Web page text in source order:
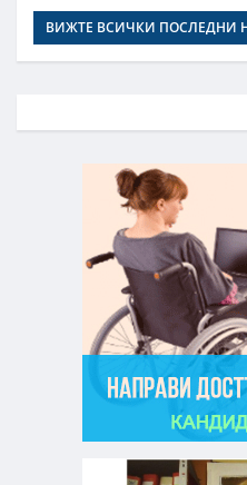
ВИЖТЕ ВСИЧКИ ПОСЛЕДНИ